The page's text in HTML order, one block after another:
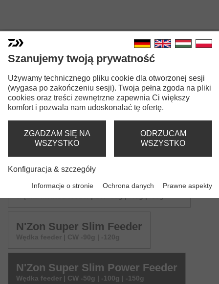
N'ZON SUPER SLIM FEEDER
N'Zon Super Slim Method Feeder
N'Zon Super Slim Feeder
Wędka feeder | CW -90g | -120g
N'Zon Super Slim Power Feeder
Wędka feeder | CW -50g | -100g | -150g
Szanujemy twoją prywatność
Używamy technicznego pliku cookie dla otworzonej sesji
(wygasa po zakończeniu sesji). Twoja pełna zgoda na pliki
cookies oraz treści zewnętrzne zapewnia Ci większy
komfort i pozwala nam udoskonalać tę ofertę.
ZGADZAM SIĘ NA
WSZYSTKO
ODRZUCAM
WSZYSTKO
Konfiguracja & szczegóły
Informacje o stronie Ochrona danych Prawne aspekty